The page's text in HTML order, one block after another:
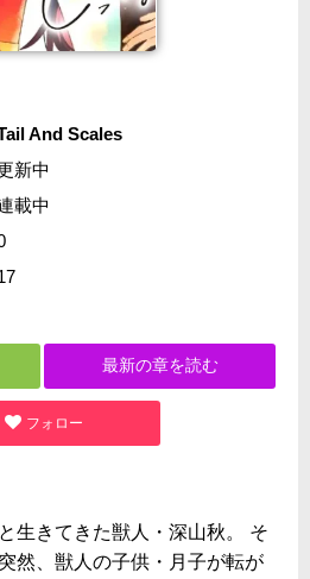
And Scales
新中
載中
最新の章を読む
フォロー
生きてきた獣人・深山秋。 そ
然、獣人の子供・月子が転が